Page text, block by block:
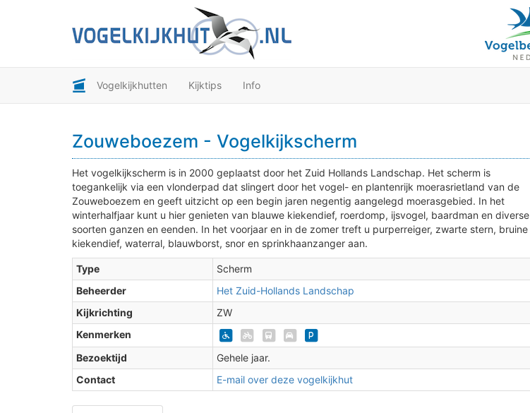
Vogelkijkhutten Kijktips Info
Zouweboezem - Vogelkijkscherm
Het vogelkijkscherm is in 2000 geplaatst door het Zuid Hollands Landschap. Het scherm is
toegankelijk via een vlonderpad dat slingert door het vogel- en plantenrijk moerasrietland van de
Zouweboezem en geeft uitzicht op een begin jaren negentig aangelegd moerasgebied. In het
winterhalfjaar kunt u hier genieten van blauwe kiekendief, roerdomp, ijsvogel, baardman en diverse
soorten ganzen en eenden. In het voorjaar en in de zomer treft u purperreiger, zwarte stern, bruine
kiekendief, waterral, blauwborst, snor en sprinkhaanzanger aan.
Type
Scherm
Beheerder
Het Zuid-Hollands Landschap
Kijkrichting
ZW
Kenmerken
Bezoektijd
Gehele jaar.
Contact
E-mail over deze vogelkijkhut
2
2
2